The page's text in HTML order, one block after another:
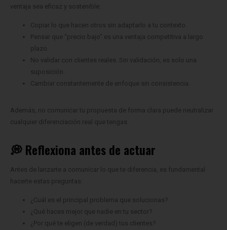
ventaja sea eficaz y sostenible:
Copiar lo que hacen otros sin adaptarlo a tu contexto.
Pensar que “precio bajo” es una ventaja competitiva a largo
plazo.
No validar con clientes reales. Sin validación, es solo una
suposición.
Cambiar constantemente de enfoque sin consistencia.
Además, no comunicar tu propuesta de forma clara puede neutralizar
cualquier diferenciación real que tengas.
💭 Reflexiona antes de actuar
Antes de lanzarte a comunicar lo que te diferencia, es fundamental
hacerte estas preguntas:
¿Cuál es el principal problema que solucionas?
¿Qué haces mejor que nadie en tu sector?
¿Por qué te eligen (de verdad) tus clientes?